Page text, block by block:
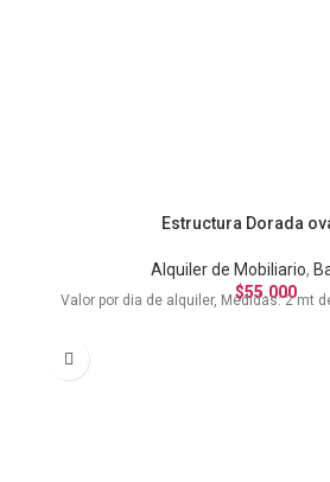
Estructura Dorada
Alquiler de Mobiliario,
$55.000
Valor por dia de alquiler, Medidas: 2 mt